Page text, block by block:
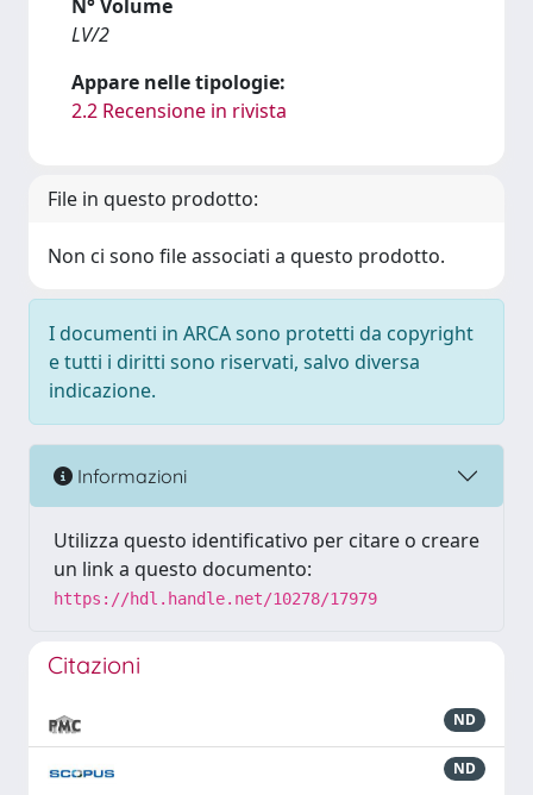
N° Volume
LV/2
Appare nelle tipologie:
2.2 Recensione in rivista
File in questo prodotto:
Non ci sono file associati a questo prodotto.
I documenti in ARCA sono protetti da copyright
e tutti i diritti sono riservati, salvo diversa
indicazione.
Informazioni
Utilizza questo identificativo per citare o creare
un link a questo documento:
https://hdl.handle.net/10278/17979
Citazioni
ND
ND